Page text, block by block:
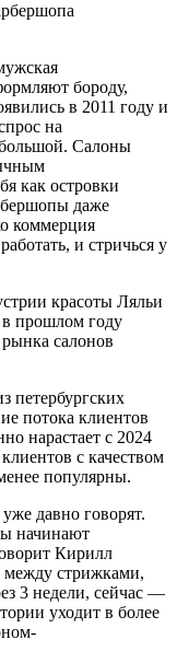
бороду,
в 2011 году и
на
Салоны
как островки
даже
коммерция
и стричься у
красоты Ляльи
в прошлом году
салонов
петербургских
потока клиентов
нарастает с 2024
с качеством
популярны.
давно говорят.
начинают
Кирилл
стрижками,
3 недели, сейчас —
уходит в более